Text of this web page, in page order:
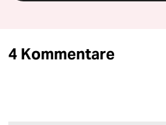
4 Kommentare